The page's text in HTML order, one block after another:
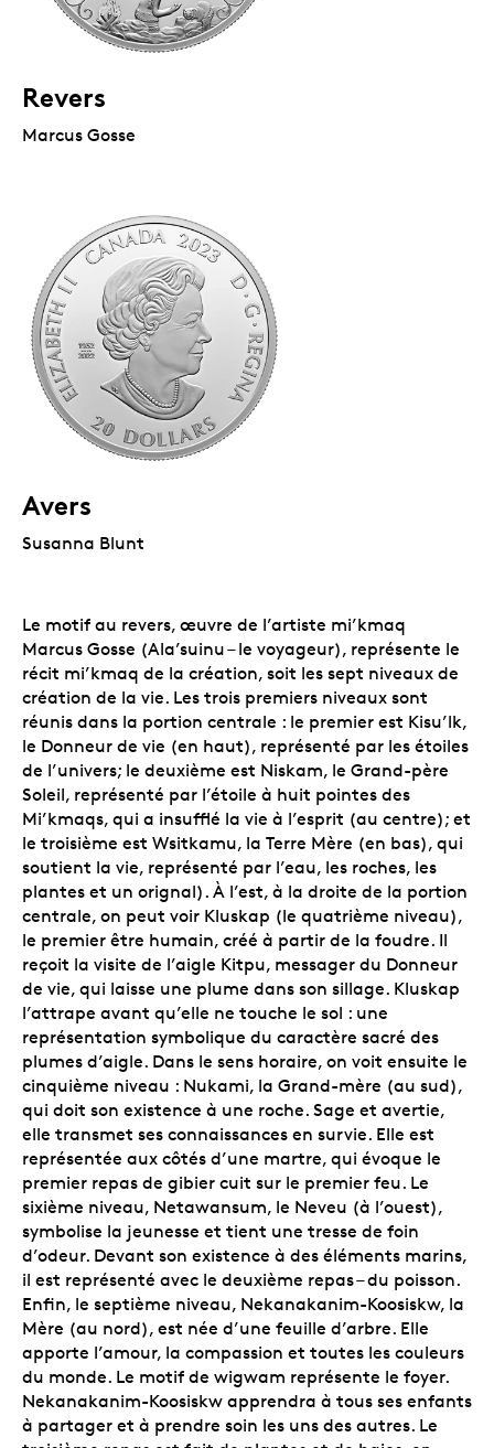
Revers
Marcus Gosse
Avers
Susanna Blunt
Le motif au revers, œuvre de l’artiste mi’kmaq
Marcus Gosse (Ala’suinu – le voyageur), représente le
récit mi’kmaq de la création, soit les sept niveaux de
création de la vie. Les trois premiers niveaux sont
réunis dans la portion centrale : le premier est Kisu’lk,
le Donneur de vie (en haut), représenté par les étoiles
de l’univers; le deuxième est Niskam, le Grand-père
Soleil, représenté par l’étoile à huit pointes des
Mi’kmaqs, qui a insufflé la vie à l’esprit (au centre); et
le troisième est Wsitkamu, la Terre Mère (en bas), qui
soutient la vie, représenté par l’eau, les roches, les
plantes et un orignal). À l’est, à la droite de la portion
centrale, on peut voir Kluskap (le quatrième niveau),
le premier être humain, créé à partir de la foudre. Il
reçoit la visite de l’aigle Kitpu, messager du Donneur
de vie, qui laisse une plume dans son sillage. Kluskap
l’attrape avant qu’elle ne touche le sol : une
représentation symbolique du caractère sacré des
plumes d’aigle. Dans le sens horaire, on voit ensuite le
cinquième niveau : Nukami, la Grand-mère (au sud),
qui doit son existence à une roche. Sage et avertie,
elle transmet ses connaissances en survie. Elle est
représentée aux côtés d’une martre, qui évoque le
premier repas de gibier cuit sur le premier feu. Le
sixième niveau, Netawansum, le Neveu (à l’ouest),
symbolise la jeunesse et tient une tresse de foin
d’odeur. Devant son existence à des éléments marins,
il est représenté avec le deuxième repas – du poisson.
Enfin, le septième niveau, Nekanakanim-Koosiskw, la
Mère (au nord), est née d’une feuille d’arbre. Elle
apporte l’amour, la compassion et toutes les couleurs
du monde. Le motif de wigwam représente le foyer.
Nekanakanim-Koosiskw apprendra à tous ses enfants
à partager et à prendre soin les uns des autres. Le